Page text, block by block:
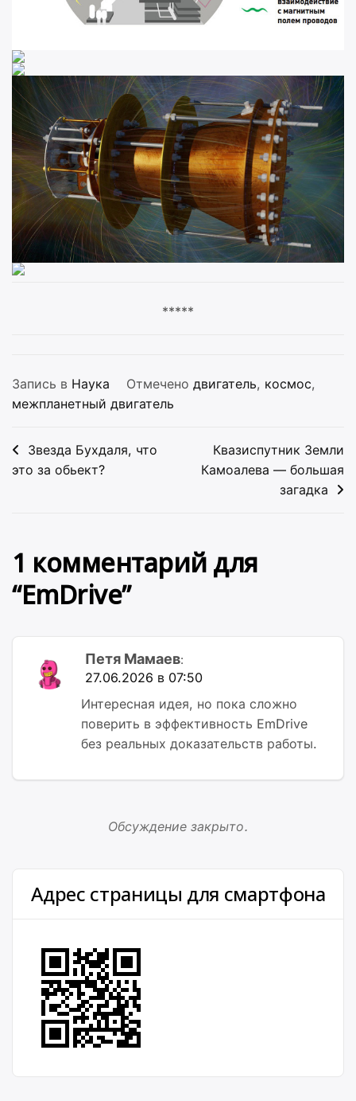
*****
Запись в Наука Отмечено двигатель, космос,
межпланетный двигатель
Навигация
по
Звезда Бухдаля, что
это за обьект?
Квазиспутник Земли
Камоалевa — большая
загадка
1 комментарий для
“EmDrive”
Петя Мамаев:
27.06.2026 в 07:50
Интересная идея, но пока сложно
поверить в эффективность EmDrive
без реальных доказательств работы.
Обсуждение закрыто.
Адрес страницы для смартфона